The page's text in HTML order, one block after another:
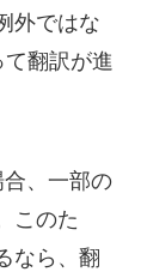
外ではな
翻訳が進
、一部の
このた
なら、翻